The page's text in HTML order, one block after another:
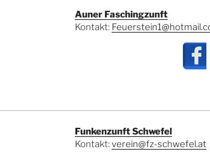
Auner Faschingzunft
Kontakt:
Funkenzunft Schwefel
Kontakt: verein@fz-schwefel.at